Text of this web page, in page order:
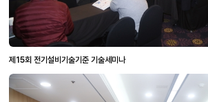
제15회 전기설비기술기준 기술세미나